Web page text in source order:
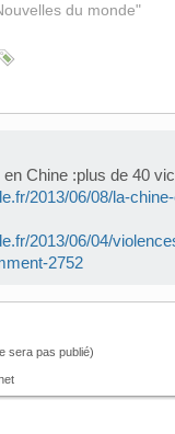
du monde"
Chine :plus de 40
2013/06/08/la-
2013/06/04/
2752
sera pas publié)